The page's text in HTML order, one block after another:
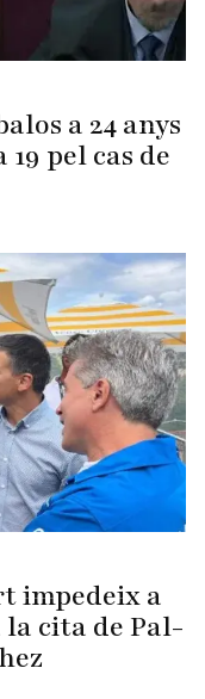
a 24 anys
pel cas de
impedeix a
la cita de Pal-